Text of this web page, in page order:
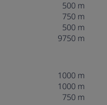
500 m
750 m
500 m
9750 m
1000 m
1000 m
750 m